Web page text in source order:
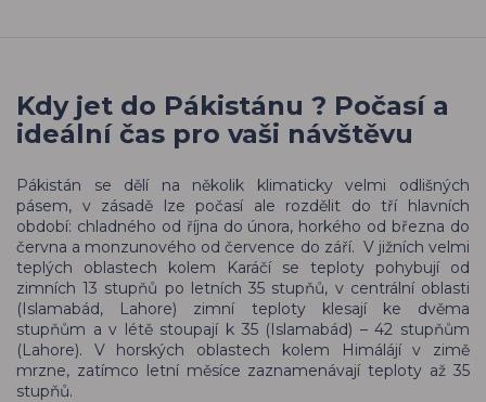
Kdy jet do Pákistánu ? Počasí a
ideální čas pro vaši návštěvu
Pákistán se dělí na několik klimaticky velmi odlišných
pásem, v zásadě lze počasí ale rozdělit do tří hlavních
období: chladného od října do února, horkého od března do
června a monzunového od července do září. V jižních velmi
teplých oblastech kolem Karáčí se teploty pohybují od
zimních 13 stupňů po letních 35 stupňů, v centrální oblasti
(Islamabád, Lahore) zimní teploty klesají ke dvěma
stupňům a v létě stoupají k 35 (Islamabád) – 42 stupňům
(Lahore). V horských oblastech kolem Himálájí v zimě
mrzne, zatímco letní měsíce zaznamenávají teploty až 35
stupňů.